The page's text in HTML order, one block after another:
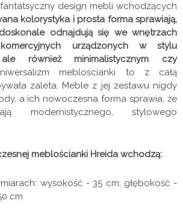
design mebli wchodzących
kolorystyka i prosta forma sprawiają,
odnajdują się we wnętrzach
urządzonych w stylu
ale również minimalistycznym czy
meblościanki to z całą
zaleta. Meble z jej zestawu nigdy
a ich nowoczesna forma sprawia, że
modernistycznego, stylowego
meblościanki Hreida wchodzą:
wysokość - 35 cm, głębokość -
cm